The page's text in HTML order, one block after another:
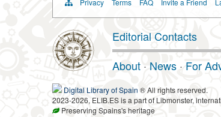
Privacy Terms FAQ Invite a Friend
Editorial Contacts
About · News · For
Digital Library of Spain ® All rights reserved.
2023-2026, ELIB.ES is a part of Libmonster,
Preserving Spains's heritage